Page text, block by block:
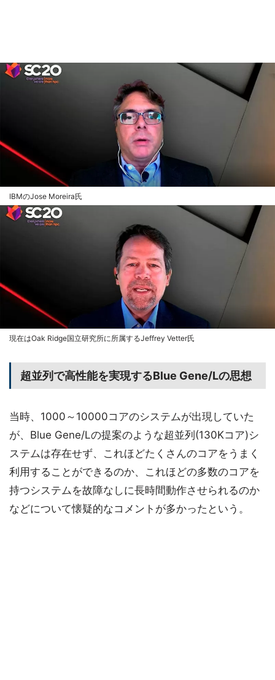
IBMのJose Moreira氏
現在はOak Ridge国立研究所に所属するJeffrey Vetter氏
超並列で高性能を実現するBlue Gene/Lの思想
当時、1000～10000コアのシステムが出現していた
が、Blue Gene/Lの提案のような超並列(130Kコア)シ
ステムは存在せず、これほどたくさんのコアをうまく
利用することができるのか、これほどの多数のコアを
持つシステムを故障なしに長時間動作させられるのか
などについて懐疑的なコメントが多かったという。